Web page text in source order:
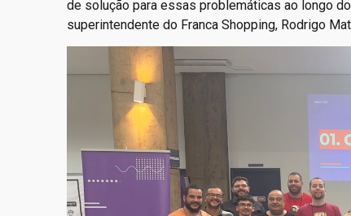
de solução para essas problemáticas ao longo
superintendente do Franca Shopping, Rodrigo